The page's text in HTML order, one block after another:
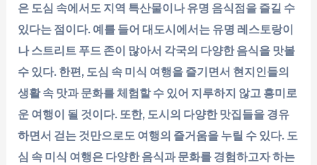
은 도심 속에서도 지역 특산물이나 유명 음식점을 즐길 수
있다는 점이다. 예를 들어 대도시에서는 유명 레스토랑이
나 스트리트 푸드 존이 많아서 각국의 다양한 음식을 맛볼
수 있다. 한편, 도심 속 미식 여행을 즐기면서 현지인들의
생활 속 맛과 문화를 체험할 수 있어 지루하지 않고 흥미로
운 여행이 될 것이다. 또한, 도시의 다양한 맛집들을 경유
하면서 걷는 것만으로도 여행의 즐거움을 누릴 수 있다. 도
심 속 미식 여행은 다양한 음식과 문화를 경험하고자 하는